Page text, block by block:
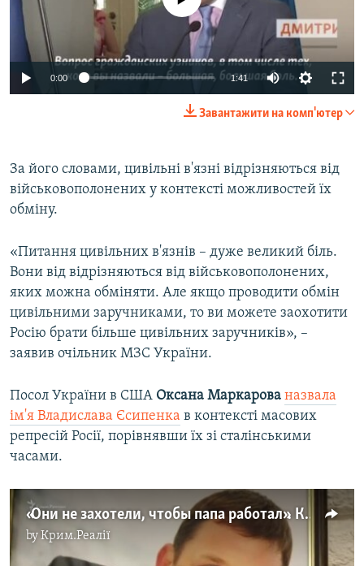
720p
0:00 1:41 Auto
720p
Завантажити на комп'ютер
За його словами, цивільні в'язні відрізняються від
військовополонених у контексті можливостей їх
обміну.
«Питання цивільних в'язнів – дуже великий біль.
Вони від відрізняються від військовополонених,
яких можна обміняти. Але якщо проводити обмін
цивільними заручниками, то ви можете заохотити
Росію брати більше цивільних заручників», –
заявив очільник МЗС України.
Посол України в США Оксана Маркарова назвала
ім'я Владислава Єсипенка в контексті масових
репресій Росії, порівнявши їх зі сталінськими
часами.
«Они не захотели, чтобы папа работал». Как живет семья арестованного журналиста Владислава Есипенко (видео)
byКрим.Реалії